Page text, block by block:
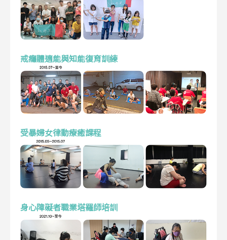
戒癮體適能與知能復育訓練
受暴婦女律動療癒課程
身心障礙者職業塔羅師培訓